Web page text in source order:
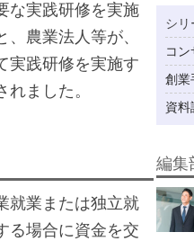
な実践研修を実施
農業法人等が、
実践研修を実施す
ました。
就業または独立就
る場合に資金を交
シリ
コン
創業
資料
編集